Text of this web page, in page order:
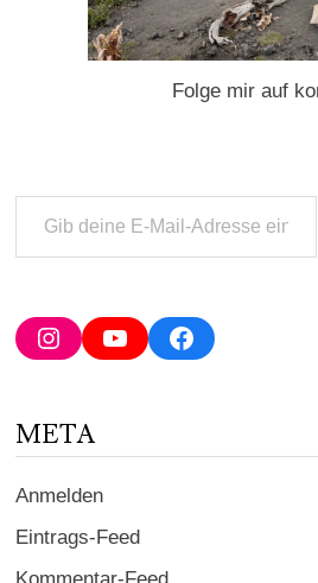
Folge mir auf
deine
Adresse
ein ...
InstagramYouTubeFacebook
META
Anmelden
Eintrags-Feed